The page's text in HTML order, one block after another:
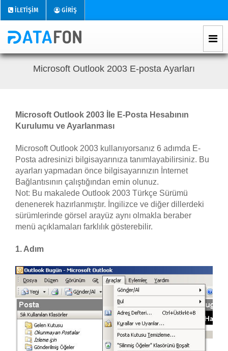
İLETİŞİM GİRİŞ
Microsoft Outlook 2003 E-posta Ayarları
Microsoft Outlook 2003 İle E-Posta Hesabının
Kurulumu ve Ayarlanması
Microsoft Outlook 2003 kullanıyorsanız 6 adımda E-
Posta adresinizi bilgisayarınıza tanımlayabilirsiniz. Bu
ayarları yapmadan önce bilgisayarınızın İnternet
Bağlantısının çalıştığından emin olunuz.
Not: Bu makalede Outlook 2003 Türkçe Sürümü
denenerek hazırlanmıştır. İngilizce ve diğer dillerdeki
sürümlerinde görsel arayüz aynı olmakla beraber
menü açıklamaları farklılık gösterebilir.
1. Adım